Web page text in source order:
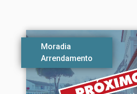
Moradia
Arrendamento